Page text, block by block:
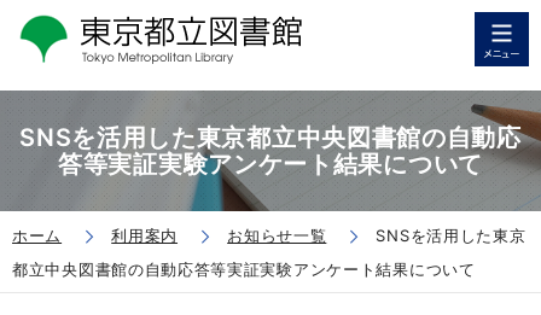
SNSを活用した東京都立中央図書館の自動応
答等実証実験アンケート結果について
ホーム 利用案内 お知らせ一覧
SNSを活用した東京
都立中央図書館の自動応答等実証実験アンケート結果について